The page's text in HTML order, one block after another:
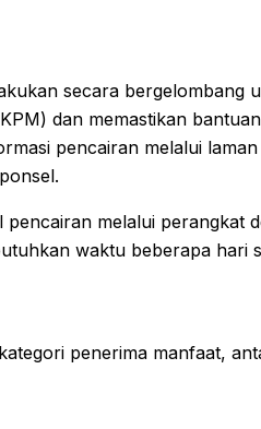
secara bergelombang
dan memastikan
pencairan melalui
melalui perangkat
waktu beberapa hari
penerima manfaat,